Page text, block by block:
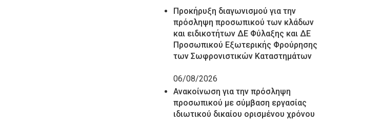
Προκήρυξη διαγωνισμού για την
πρόσληψη προσωπικού των κλάδων
και ειδικοτήτων ΔΕ Φύλαξης και ΔΕ
Προσωπικού Εξωτερικής Φρούρησης
των Σωφρονιστικών Καταστημάτων
06/08/2026
Ανακοίνωση για την πρόσληψη
προσωπικού με σύμβαση εργασίας
ιδιωτικού δικαίου ορισμένου χρόνου